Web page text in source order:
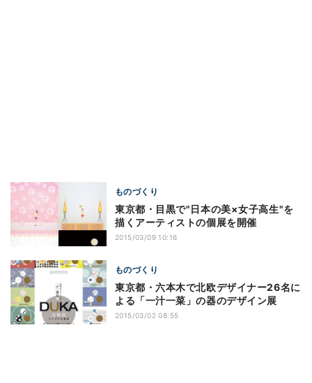
ものづくり
東京都・目黒で"日本の美×女子高生"を
描くアーティストの個展を開催
2015/03/09 10:16
ものづくり
東京都・六本木で北欧デザイナー26名に
よる「一汁一菜」の器のデザイン展
2015/03/02 08:55